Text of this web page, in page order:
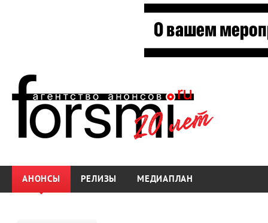
АНОНСЫ РЕЛИЗЫ МЕДИАПЛАН